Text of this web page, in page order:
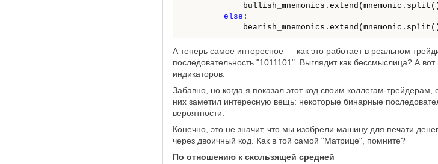
else :
А теперь самое интересное — как это работает в реальном
последовательность "1011101". Выглядит как бессмыслица? А
индикаторов.
Забавно, но когда я показал этот код своим коллегам-
них заметил интересную вещь: некоторые бинарные
вероятности.
Конечно, это не значит, что мы изобрели машину для печати
через двоичный код. Как в той самой "Матрице", помните?
По отношению к скользящей средней